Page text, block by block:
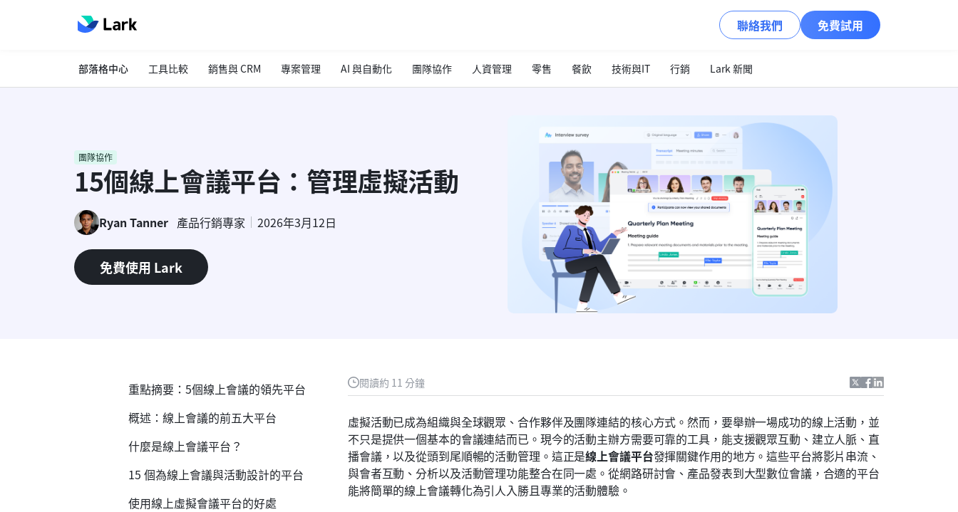
聯絡我們 免費試用
部落格中心 工具比較 銷售與 CRM 專案管理 AI 與自動化 團隊協作 人資管理 零售 餐飲 技術與IT 行銷 Lark 新聞
團隊協作
15個線上會議平台：管理虛擬活動
Ryan Tanner 產品行銷專家 2026年3月12日
免費使用 Lark
閱讀約 11 分鐘
虛擬活動已成為組織與全球觀眾、合作夥伴及團隊連結的核心方式。然而，要舉辦一場成功的線上活動，並
不只是提供一個基本的會議連結而已。現今的活動主辦方需要可靠的工具，能支援觀眾互動、建立人脈、直
播會議，以及從頭到尾順暢的活動管理。這正是線上會議平台發揮關鍵作用的地方。這些平台將影片串流、
與會者互動、分析以及活動管理功能整合在同一處。從網路研討會、產品發表到大型數位會議，合適的平台
能將簡單的線上會議轉化為引人入勝且專業的活動體驗。
重點摘要：5個線上會議的領先平台
概述：線上會議的前五大平台
什麼是線上會議平台？
15 個為線上會議與活動設計的平台
使用線上虛擬會議平台的好處